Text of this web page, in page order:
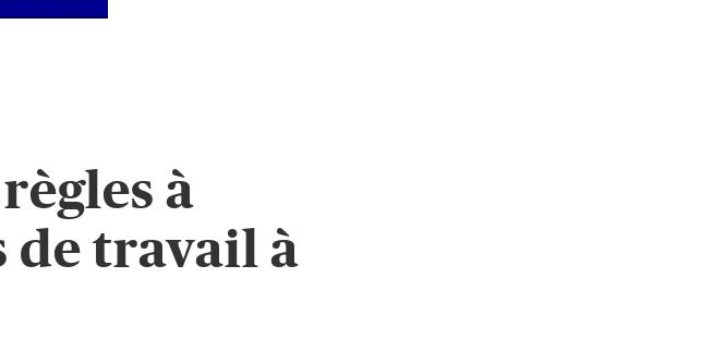
à
de travail à